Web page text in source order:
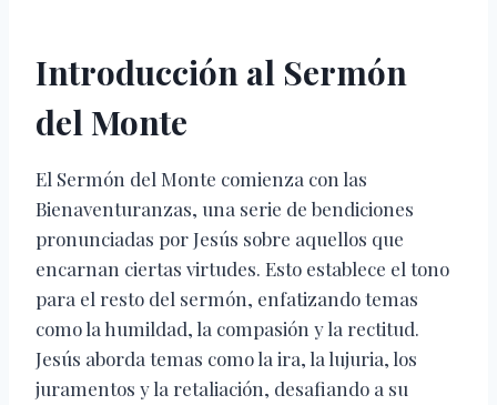
Introducción al Sermón
del Monte
El Sermón del Monte comienza con las
Bienaventuranzas, una serie de bendiciones
pronunciadas por Jesús sobre aquellos que
encarnan ciertas virtudes. Esto establece el tono
para el resto del sermón, enfatizando temas
como la humildad, la compasión y la rectitud.
Jesús aborda temas como la ira, la lujuria, los
juramentos y la retaliación, desafiando a su